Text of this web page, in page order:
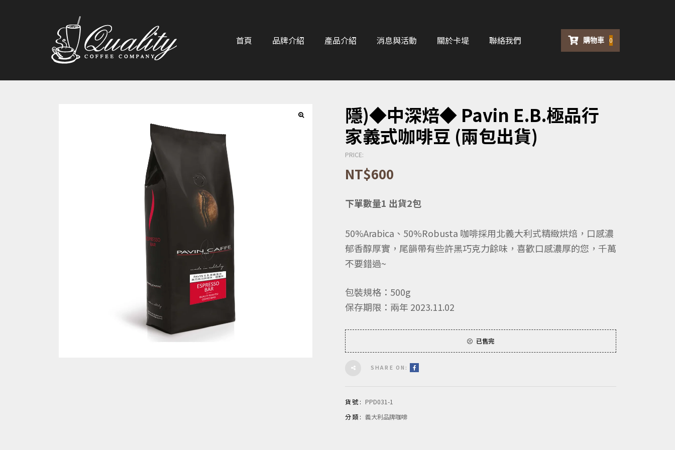
首頁 品牌介紹 產品介紹 消息與活動 關於卡堤 聯絡我們 購物車 0
隱)◆中深焙◆ Pavin E.B.極品行
家義式咖啡豆 (兩包出貨)
PRICE:
NT$600
下單數量1 出貨2包
50%Arabica、50%Robusta 咖啡採用北義大利式精緻烘焙，口感濃
郁香醇厚實，尾韻帶有些許黑巧克力餘味，喜歡口感濃厚的您，千萬
不要錯過~
包裝規格：500g
保存期限：兩年 2023.11.02
已售完
SHARE ON:
貨號: PPD031-1
分類: 義大利品牌咖啡